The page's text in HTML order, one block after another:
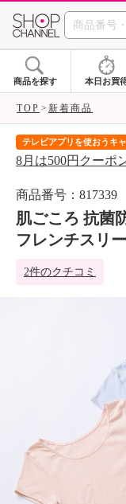
商品を探す 本日お買
TOP 新着商品
テレビアプリを使おうキ
8月は500円クーポ
商品番号：817339
肌ごころ 抗菌
フレンチスリ
2件のクチコミ